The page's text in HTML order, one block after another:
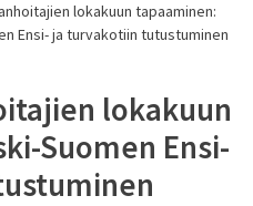
lokakuun tapaaminen:
Ensi- ja turvakotiin tutustuminen
lokakuun
Suomen Ensi-